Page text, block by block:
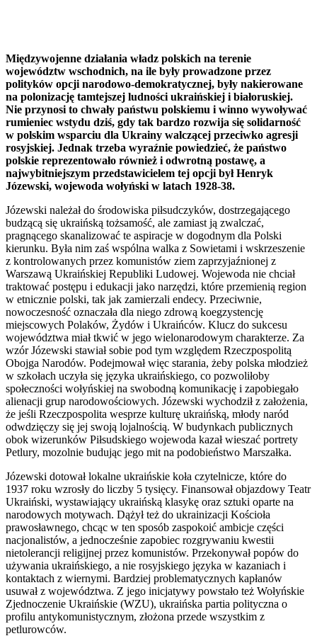
Międzywojenne działania władz polskich na terenie
województw wschodnich, na ile były prowadzone przez
polityków opcji narodowo-demokratycznej, były nakierowane
na polonizację tamtejszej ludności ukraińskiej i białoruskiej.
Nie przynosi to chwały państwu polskiemu i winno wywoływać
rumieniec wstydu dziś, gdy tak bardzo rozwija się solidarność
w polskim wsparciu dla Ukrainy walczącej przeciwko agresji
rosyjskiej. Jednak trzeba wyraźnie powiedzieć, że państwo
polskie reprezentowało również i odwrotną postawę, a
najwybitniejszym przedstawicielem tej opcji był Henryk
Józewski, wojewoda wołyński w latach 1928-38.
Józewski należał do środowiska piłsudczyków, dostrzegającego
budzącą się ukraińską tożsamość, ale zamiast ją zwalczać,
pragnącego skanalizować te aspiracje w dogodnym dla Polski
kierunku. Była nim zaś wspólna walka z Sowietami i wskrzeszenie
z kontrolowanych przez komunistów ziem zaprzyjaźnionej z
Warszawą Ukraińskiej Republiki Ludowej. Wojewoda nie chciał
traktować postępu i edukacji jako narzędzi, które przemienią region
w etnicznie polski, tak jak zamierzali endecy. Przeciwnie,
nowoczesność oznaczała dla niego zdrową koegzystencję
miejscowych Polaków, Żydów i Ukraińców. Klucz do sukcesu
województwa miał tkwić w jego wielonarodowym charakterze. Za
wzór Józewski stawiał sobie pod tym względem Rzeczpospolitą
Obojga Narodów. Podejmował więc starania, żeby polska młodzież
w szkołach uczyła się języka ukraińskiego, co pozwoliłoby
społeczności wołyńskiej na swobodną komunikację i zapobiegało
alienacji grup narodowościowych. Józewski wychodził z założenia,
że jeśli Rzeczpospolita wesprze kulturę ukraińską, młody naród
odwdzięczy się jej swoją lojalnością. W budynkach publicznych
obok wizerunków Piłsudskiego wojewoda kazał wieszać portrety
Petlury, mozolnie budując jego mit na podobieństwo Marszałka.
Józewski dotował lokalne ukraińskie koła czytelnicze, które do
1937 roku wzrosły do liczby 5 tysięcy. Finansował objazdowy Teatr
Ukraiński, wystawiający ukraińską klasykę oraz sztuki oparte na
narodowych motywach. Dążył też do ukrainizacji Kościoła
prawosławnego, chcąc w ten sposób zaspokoić ambicje części
nacjonalistów, a jednocześnie zapobiec rozgrywaniu kwestii
nietolerancji religijnej przez komunistów. Przekonywał popów do
używania ukraińskiego, a nie rosyjskiego języka w kazaniach i
kontaktach z wiernymi. Bardziej problematycznych kapłanów
usuwał z województwa. Z jego inicjatywy powstało też Wołyńskie
Zjednoczenie Ukraińskie (WZU), ukraińska partia polityczna o
profilu antykomunistycznym, złożona przede wszystkim z
petlurowców.